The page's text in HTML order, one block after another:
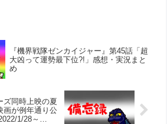
『機界戦隊ゼンカイジャー』第45話「超
大凶って運勢最下位?!」感想・実況まと
め
ズ同時上映の夏
画が例年通り公
1/28～